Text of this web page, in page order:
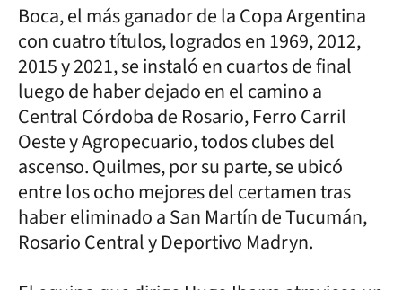
Boca, el más ganador de la Copa Argentina
con cuatro títulos, logrados en 1969, 2012,
2015 y 2021, se instaló en cuartos de final
luego de haber dejado en el camino a
Central Córdoba de Rosario, Ferro Carril
Oeste y Agropecuario, todos clubes del
ascenso. Quilmes, por su parte, se ubicó
entre los ocho mejores del certamen tras
haber eliminado a San Martín de Tucumán,
Rosario Central y Deportivo Madryn.